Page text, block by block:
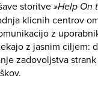
storitve»Help On
klicnih centrov
z
z jasnim ciljem:
zadovoljstva